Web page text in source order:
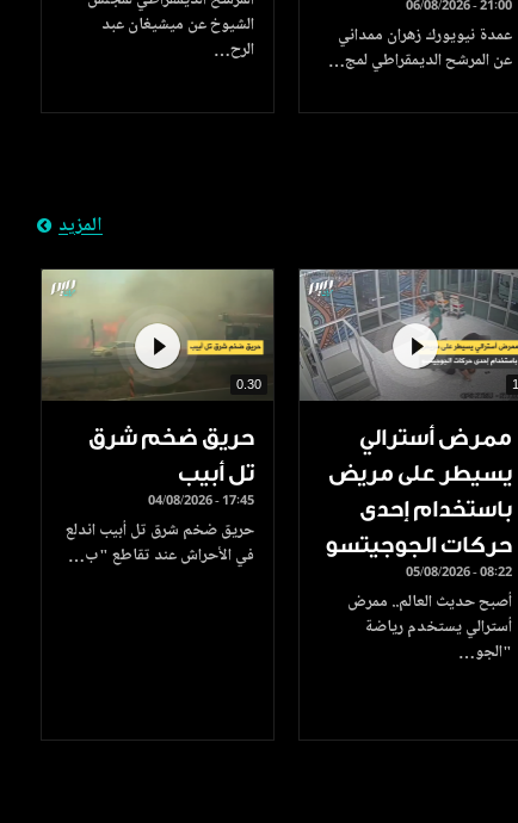
06/08/2026 - 21:00
عمدة نيويورك زهران ممداني
عن المرشح الديمقراطي لمج…
الشيوخ عن ميشيغان عبد
الرح…
المزيد
1
ممرض أسترالي
يسيطر على مريض
باستخدام إحدى
حركات الجوجيتسو
05/08/2026 - 08:22
أصبح حديث العالم.. ممرض
أسترالي يستخدم رياضة
"الجو…
0.30
حريق ضخم شرق
تل أبيب
04/08/2026 - 17:45
حريق ضخم شرق تل أبيب اندلع
في الأحراش عند تقاطع "ب…